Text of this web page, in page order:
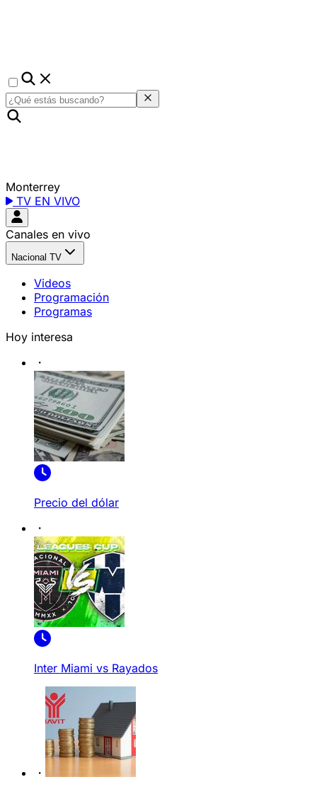
Monterrey
TV EN VIVO
Canales en vivo
Nacional TV
Videos
Programación
Programas
Hoy interesa
Precio del dólar
Inter Miami vs Rayados